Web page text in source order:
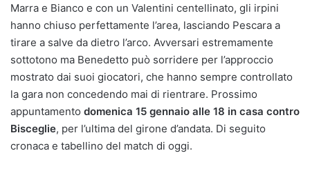
Marra e Bianco e con un Valentini centellinato, gli irpini
hanno chiuso perfettamente l’area, lasciando Pescara a
tirare a salve da dietro l’arco. Avversari estremamente
sottotono ma Benedetto può sorridere per l’approccio
mostrato dai suoi giocatori, che hanno sempre controllato
la gara non concedendo mai di rientrare. Prossimo
appuntamento domenica 15 gennaio alle 18 in casa contro
Bisceglie, per l’ultima del girone d’andata. Di seguito
cronaca e tabellino del match di oggi.